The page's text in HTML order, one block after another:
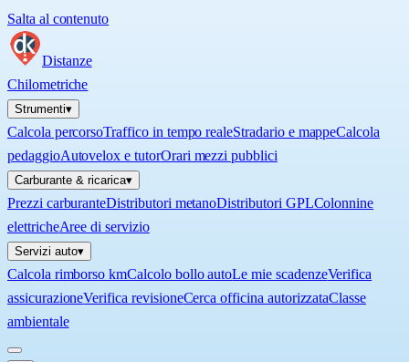
Salta al contenuto
Distanze
Chilometriche
Strumenti▾
Calcola percorsoTraffico in tempo realeStradario e mappeCalcola
pedaggioAutovelox e tutorOrari mezzi pubblici
Carburante & ricarica▾
Prezzi carburanteDistributori metanoDistributori GPLColonnine
elettricheAree di servizio
Servizi auto▾
Calcola rimborso kmCalcolo bollo autoLe mie scadenzeVerifica
assicurazioneVerifica revisioneCerca officina autorizzataClasse
ambientale